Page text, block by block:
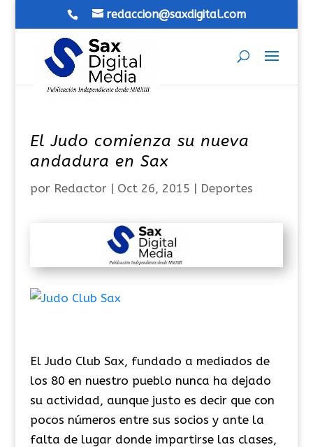
redaccion@saxdigital.com
El Judo comienza su nueva
andadura en Sax
por Redactor| Oct 26, 2015 | Deportes
El Judo Club Sax, fundado a mediados de
los 80 en nuestro pueblo nunca ha dejado
su actividad, aunque justo es decir que con
pocos números entre sus socios y ante la
falta de lugar donde impartirse las clases,